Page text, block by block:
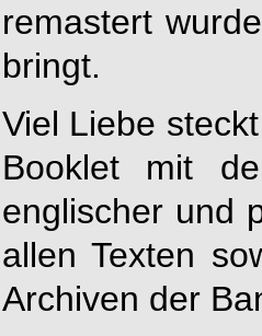
remastert
bringt.
Viel Liebe
Booklet mit
englischer und
allen Texten
Archiven der